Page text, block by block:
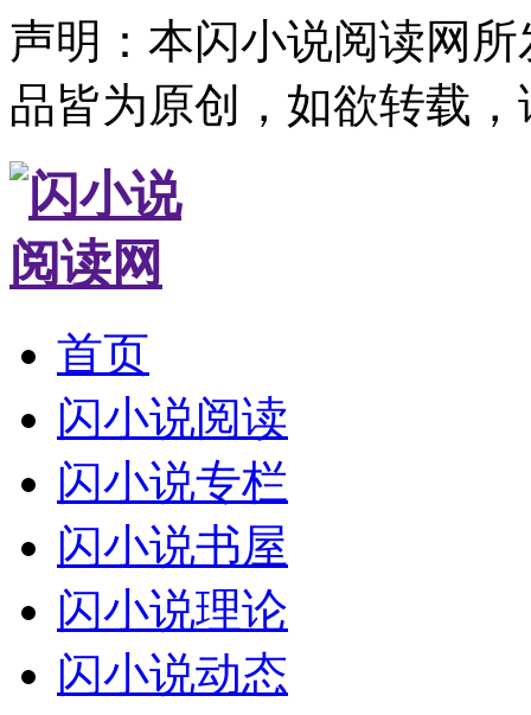
声明：本闪小说阅读网
品皆为原创，如欲转载
首页
闪小说阅读
闪小说专栏
闪小说书屋
闪小说理论
闪小说动态